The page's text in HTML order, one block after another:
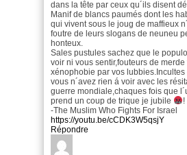
dans la tête par ceux qu´ils disent
Manif de blancs paumés dont les
qui vivent sous le joug de maffieux
foutre de leurs slogans de neuneu
honteux.
Sales pustules sachez que le
voir ni vous sentir,fouteurs de
xénophobie par vos lubbies.Incultes
vous n´avez rien á voir avec les
guerre mondiale,chaques fois que
prend un coup de trique je jubile
!
-The Muslim Who Fights For Israel
https://youtu.be/cCDK3W5qsjY
Répondre